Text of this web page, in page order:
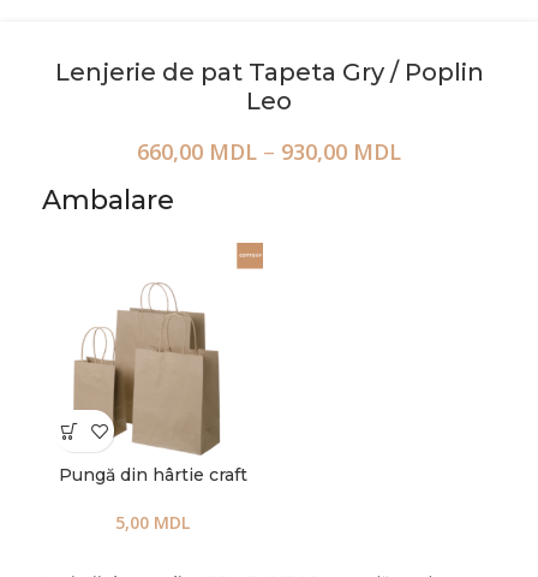
Lenjerie de pat Tapeta Gry / Poplin
Leo
660,00 MDL – 930,00 MDL
Ambalare
Pungă din hârtie craft
5,00 MDL